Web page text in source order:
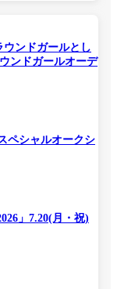
ウンドガールとし
ンドガールオーデ
ペシャルオークシ
」7.20(月・祝)